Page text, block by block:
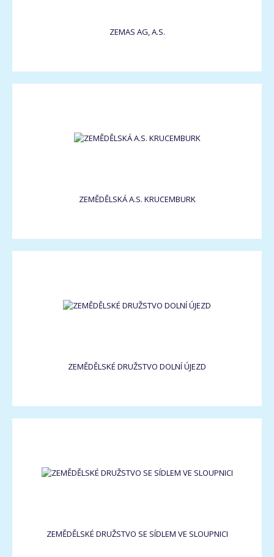
ZEMAS AG, A.S.
ZEMĚDĚLSKÁ A.S. KRUCEMBURK
ZEMĚDĚLSKÉ DRUŽSTVO DOLNÍ ÚJEZD
ZEMĚDĚLSKÉ DRUŽSTVO SE SÍDLEM VE SLOUPNICI